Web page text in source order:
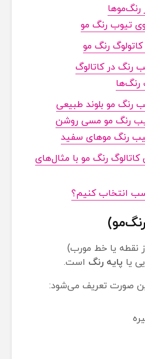
رنگ‌موها
تیوب رنگ مو
رنگ مو
رنگ در کاتالوگ
رنگ‌ها
کاتالوگ رنگ مو با مثال‌های
انتخاب کنیم؟
نقطه یا خط مورب)
یا پایه رنگ است.
صورت تعریف می‌شود: